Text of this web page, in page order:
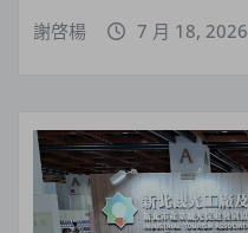
謝啓楊 7 月 18, 2026